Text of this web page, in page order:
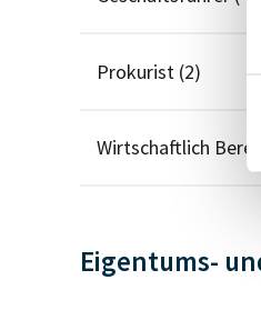
Prokurist (2)
Wirtschaftlich
Eigentums-